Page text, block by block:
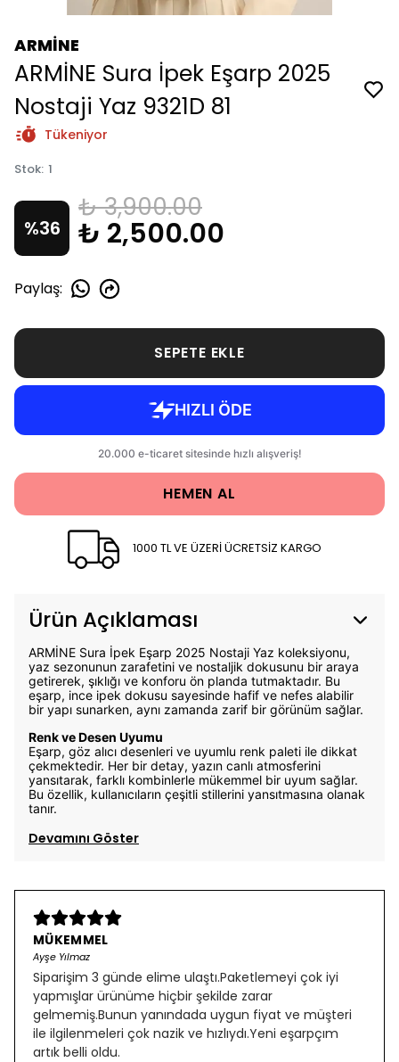
ARMİNE
ARMİNE Sura İpek Eşarp 2025
Nostaji Yaz 9321D 81
Tükeniyor
Stok: 1
%36
₺ 3,900.00
₺ 2,500.00
Paylaş:
SEPETE EKLE
HEMEN AL
1000 TL VE ÜZERİ ÜCRETSİZ KARGO
Ürün Açıklaması
ARMİNE Sura İpek Eşarp 2025 Nostaji Yaz koleksiyonu,
yaz sezonunun zarafetini ve nostaljik dokusunu bir araya
getirerek, şıklığı ve konforu ön planda tutmaktadır. Bu
eşarp, ince ipek dokusu sayesinde hafif ve nefes alabilir
bir yapı sunarken, aynı zamanda zarif bir görünüm sağlar.
Renk ve Desen Uyumu
Eşarp, göz alıcı desenleri ve uyumlu renk paleti ile dikkat
çekmektedir. Her bir detay, yazın canlı atmosferini
yansıtarak, farklı kombinlerle mükemmel bir uyum sağlar.
Bu özellik, kullanıcıların çeşitli stillerini yansıtmasına olanak
tanır.
Devamını Göster
MÜKEMMEL
Ayşe Yılmaz
Siparişim 3 günde elime ulaştı.Paketlemeyi çok iyi
yapmışlar ürünüme hiçbir şekilde zarar
gelmemiş.Bunun yanındada uygun fiyat ve müşteri
ile ilgilenmeleri çok nazik ve hızlıydı.Yeni eşarpçım
artık belli oldu.